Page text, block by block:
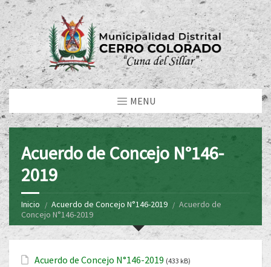
MENU
Acuerdo de Concejo N°146-
2019
Inicio Acuerdo de Concejo N°146-2019
Acuerdo de
Concejo N°146-2019
Acuerdo de Concejo N°146-2019 (433 kB)